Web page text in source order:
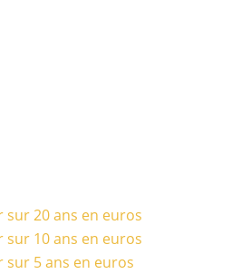
sur 20 ans en euros
sur 10 ans en euros
sur 5 ans en euros